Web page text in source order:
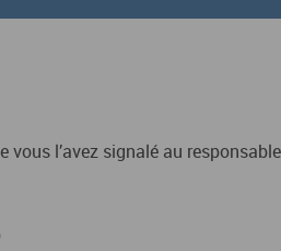
l’avez signalé au